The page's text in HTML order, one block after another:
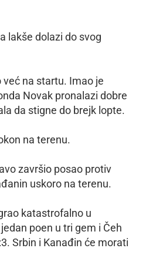
lakše dolazi do svog
već na startu. Imao je
Novak pronalazi dobre
da stigne do brejk lopte.
na terenu.
završio posao protiv
uskoro na terenu.
katastrofalno u
poen u tri gem i Čeh
Srbin i Kanađin će morati